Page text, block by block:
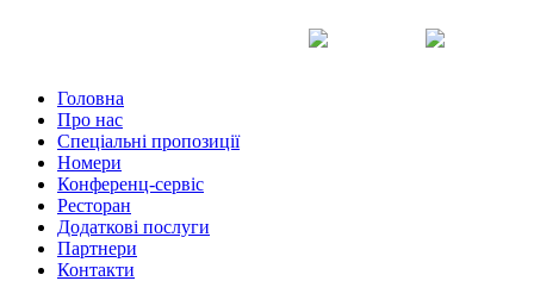
Головна
Про нас
Спеціальні пропозиції
Номери
Конференц-сервіс
Ресторан
Додаткові послуги
Партнери
Контакти